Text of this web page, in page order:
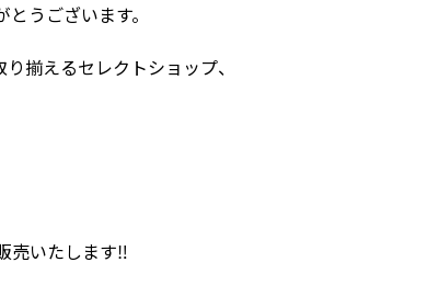
うございます。
揃えるセレクトショップ、
売いたします‼︎